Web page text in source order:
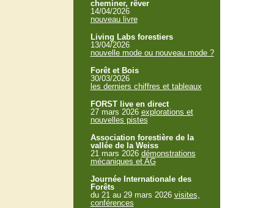
cheminer, rêver
14/04/2026
nouveau livre
Living Labs forestiers
13/04/2026
nouvelle mode ou nouveau mode ?
Forêt et Bois
30/03/2026
les derniers chiffres et tableaux
FORST live en direct
27 mars 2026 explorations et
nouvelles pistes
Association forestière de la
vallée de la Weiss
21 mars 2026 démonstrations
mécaniques et AG
Journée Internationale des
Forêts
du 21 au 29 mars 2026 visites,
conférences